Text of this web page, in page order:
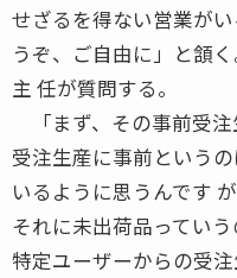
せざるを得ない営業が
うぞ、ご自由に」と頷く
主 任が質問する。
「まず、その事前受
受注生産に事前という
いるように思うんです が
それに未出荷品っていう
特定ユーザーからの受